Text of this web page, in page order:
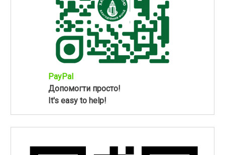
PayPal
Допомогти просто!
It's easy to help!